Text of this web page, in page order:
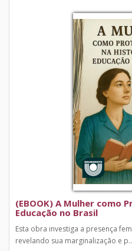
(EBOOK) A Mulher como
Educação no Brasil
Esta obra investiga a presença
revelando sua marginalização e p..